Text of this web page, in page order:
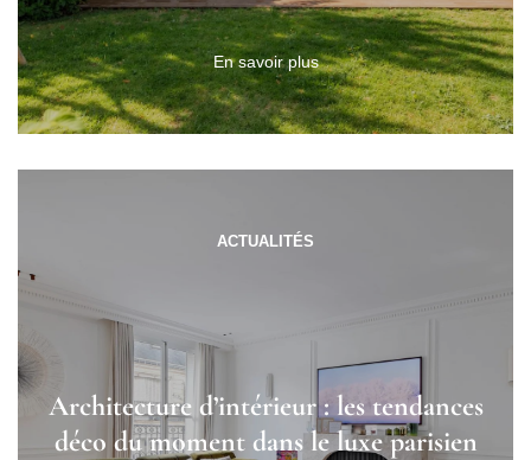
En savoir plus
ACTUALITÉS
Architecture d’intérieur : les tendances
déco du moment dans le luxe parisien